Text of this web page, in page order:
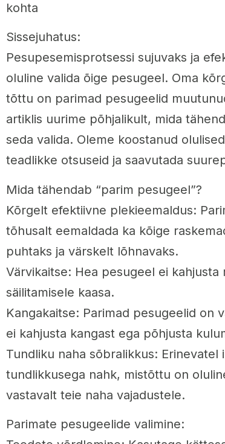
kohta
Sissejuhatus:
Pesupesemisprotsessi sujuvaks ja
oluline valida õige pesugeel. Oma
tõttu on parimad pesugeelid
artiklis uurime põhjalikult, mida
seda valida. Oleme koostanud
teadlikke otsuseid ja saavutada
Mida tähendab “parim pesugeel”?
Kõrgelt efektiivne plekieemaldus:
tõhusalt eemaldada ka kõige
puhtaks ja värskelt lõhnavaks.
Värvikaitse: Hea pesugeel ei
säilitamisele kaasa.
Kangakaitse: Parimad pesugeelid on
ei kahjusta kangast ega põhjusta
Tundliku naha sõbralikkus:
tundlikkusega nahk, mistõttu on
vastavalt teie naha vajadustele.
Parimate pesugeelide valimine: